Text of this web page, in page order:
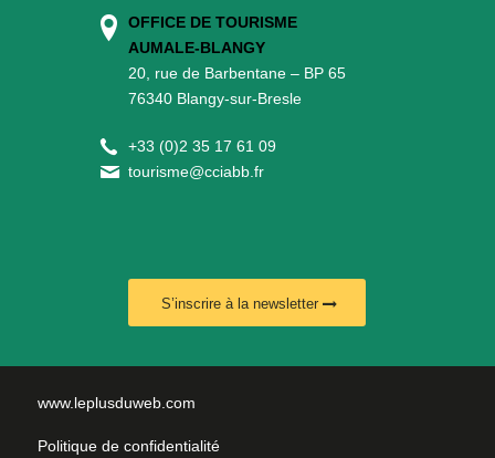
OFFICE DE TOURISME
AUMALE-BLANGY
20, rue de Barbentane – BP 65
76340 Blangy-sur-Bresle
+33 (0)2 35 17 61 09
tourisme@cciabb.fr
S’inscrire à la newsletter
www.leplusduweb.com
Politique de confidentialité